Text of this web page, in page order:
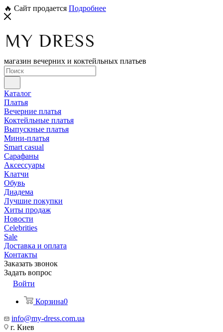
🔥 Сайт продается Подробнее
магазин вечерних и коктейльных платьев
Каталог
Платья
Вечерние платья
Коктейльные платья
Выпускные платья
Мини-платья
Smart casual
Сарафаны
Аксессуары
Клатчи
Обувь
Диадема
Лучшие покупки
Хиты продаж
Новости
Celebrities
Sale
Доставка и оплата
Контакты
Заказать звонок
Задать вопрос
Войти
Корзина0
info@my-dress.com.ua
г. Киев